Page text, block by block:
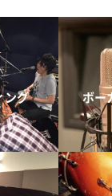
ング ボー